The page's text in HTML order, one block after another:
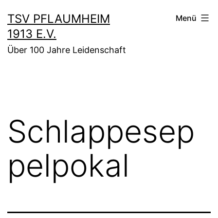
Inhalt
springen
TSV PFLAUMHEIM
1913 E.V.
Über 100 Jahre Leidenschaft
Menü
Schlappesep
pelpokal